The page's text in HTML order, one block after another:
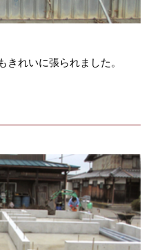
れいに張られました。